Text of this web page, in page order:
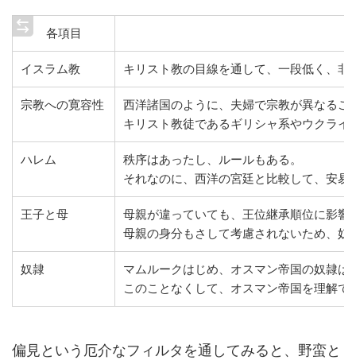
各項目
イスラム教 キリスト教の目線を通して、一段低く、
宗教への寛容性
西洋諸国のように、夫婦で宗教が異なるこ
キリスト教徒であるギリシャ系やウクラ
ハレム
秩序はあったし、ルールもある。
それなのに、西洋の宮廷と比較して、安
王子と母
母親が違っていても、王位継承順位に影響
母親の身分もさして考慮されないため、
奴隷
マムルークはじめ、オスマン帝国の奴隷
このことなくして、オスマン帝国を理解で
偏見という厄介なフィルタを通してみると、野蛮と